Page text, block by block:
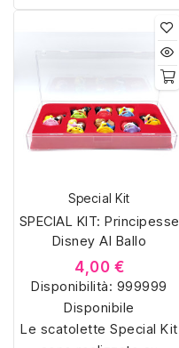
misura con materiali di
alta qualità, hanno un
interno sagomato in
vellutino rosso e offrono
soluzioni eleganti e
pratiche per organizzare
e mostrare la tua
Special Kit
SPECIAL KIT: Principesse
Disney Al Ballo
4,00 €
Disponibilità: 999999
Disponibile
Le scatolette Special Kit